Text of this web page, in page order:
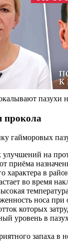
пазухи
прокола
гайморовых
на
приёма
характера в
во время
носа
которых
уровень в
запаха в